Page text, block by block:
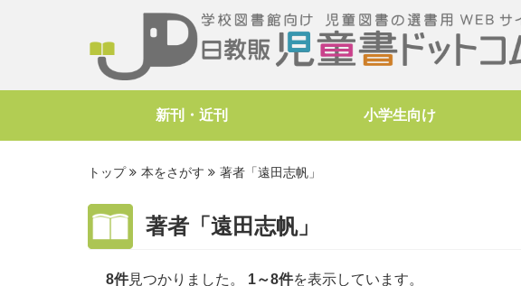
新刊・近刊 小学生向け
トップ 本をさがす 著者「遠田志帆」
著者「遠田志帆」
8件見つかりました。 1～8件を表示しています。